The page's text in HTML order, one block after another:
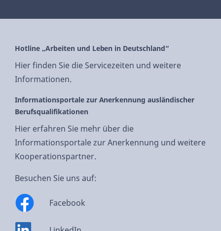
Hotline „Arbeiten und Leben in Deutschland“
Hier finden Sie die Servicezeiten und weitere
Informationen.
Informationsportale zur Anerkennung ausländischer
Berufsqualifikationen
Hier erfahren Sie mehr über die
Informationsportale zur Anerkennung und weitere
Kooperationspartner.
Besuchen Sie uns auf:
Facebook